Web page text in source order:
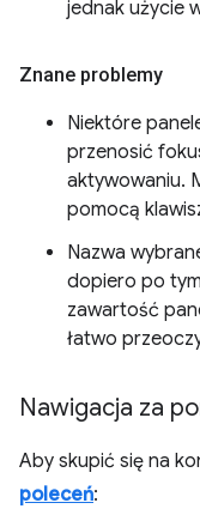
jednak użycie
Znane problemy
Niektóre
przenosić
aktywowaniu.
pomocą
Nazwa
dopiero po
zawartość
łatwo
Nawigacja za
Aby skupić się na
poleceń: